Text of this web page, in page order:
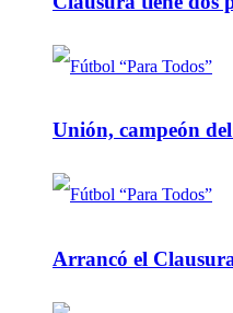
Unión, campeón
Arrancó el